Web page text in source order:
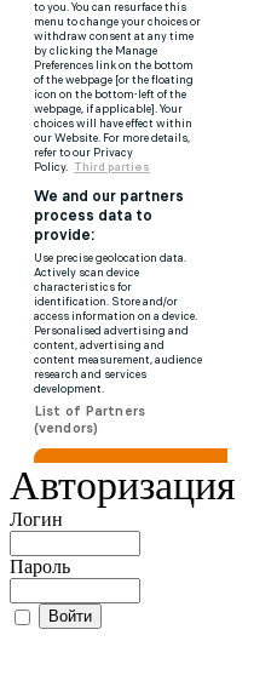
Авторизация
Логин
Пароль